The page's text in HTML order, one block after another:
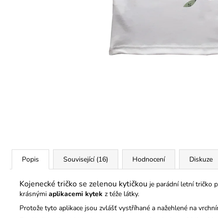
Popis Související (16) Hodnocení Diskuze
Kojenecké tričko se zelenou kytičkou je parádní letní tričko
krásnými aplikacemi kytek z téže látky.
Protože tyto aplikace jsou zvlášť vystříhané a nažehlené na